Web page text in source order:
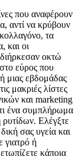
που αναφέρουν
αντί να κρύβουν
τα
και οι
οκτώ
εύρος που
μιας εβδομάδας
μακριές λίστες
και marketing
ένα συμπλήρωμα
ρυτίδων. Ελέγξτε
σας υγεία και
γιατρό ή
κάποια